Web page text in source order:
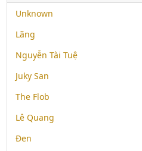
Unknown
Lãng
Nguyễn Tài Tuệ
Juky San
The Flob
Lê Quang
Đen